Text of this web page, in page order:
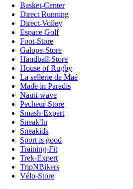
Basket-Center
Direct Running
Direct-Volley
Espace Golf
Foot-Store
Galope-Store
Handball-Store
House of Rugby
La sellerie de Maé
Made in Paradis
Nauti-wave
Pecheur-Store
Smash-Expert
Sneak'In
Sneakids
Sport is good
Training-Fit
Trek-Expert
TripNBikers
Vélo-Store